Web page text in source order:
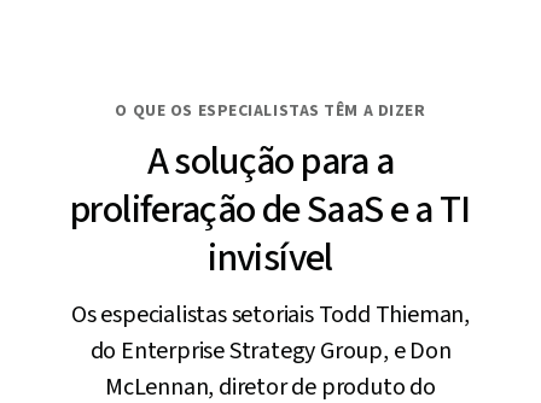
O QUE OS ESPECIALISTAS TÊM A DIZER
A solução para a
proliferação de SaaS e a TI
invisível
Os especialistas setoriais Todd Thieman,
do Enterprise Strategy Group, e Don
McLennan, diretor de produto do